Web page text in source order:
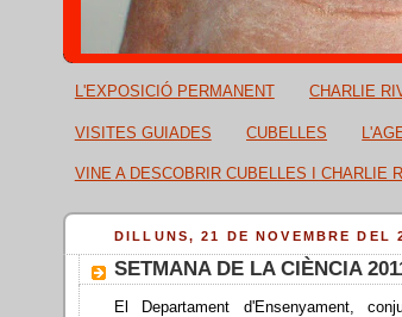
L'EXPOSICIÓ PERMANENT CHARLIE
VISITES GUIADES CUBELLES
VINE A DESCOBRIR CUBELLES I CHARLIE
DILLUNS, 21 DE NOVEMBRE DEL
SETMANA DE LA CIÈNCIA
El Departament d'Ensenyament,